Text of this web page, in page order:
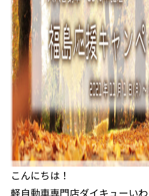
こんにちは！
軽自動車専門店ダイキューい